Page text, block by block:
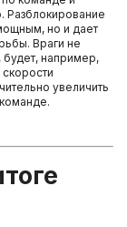
Разблокирование
но и дает
Враги не
будет, например,
увеличить